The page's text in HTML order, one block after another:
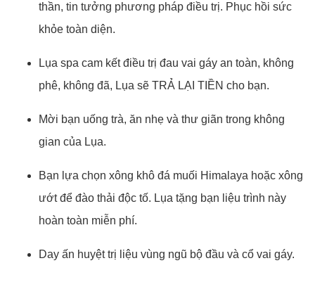
thần, tin tưởng phương pháp điều trị. Phục hồi sức
khỏe toàn diện.
Lụa spa cam kết điều trị đau vai gáy an toàn, không
phê, không đã, Lụa sẽ TRẢ LẠI TIỀN cho bạn.
Mời bạn uống trà, ăn nhẹ và thư giãn trong không
gian của Lụa.
Bạn lựa chọn xông khô đá muối Himalaya hoặc xông
ướt để đào thải độc tố. Lụa tặng bạn liệu trình này
hoàn toàn miễn phí.
Day ấn huyệt trị liệu vùng ngũ bộ đầu và cổ vai gáy.